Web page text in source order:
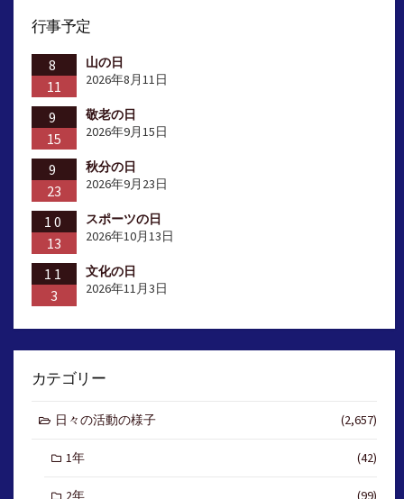
行事予定
8
11
山の日
2026年8月11日
9
15
敬老の日
2026年9月15日
9
23
秋分の日
2026年9月23日
10
13
スポーツの日
2026年10月13日
11
3
文化の日
2026年11月3日
カテゴリー
日々の活動の様子 (2,657)
1年 (42)
2年 (99)